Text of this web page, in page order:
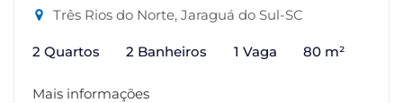
Três Rios do Norte, Jaraguá do Sul-SC
2 Quartos 2 Banheiros 1 Vaga 80 m²
Mais informações